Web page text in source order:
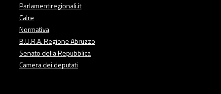
Parlamentiregionali.it
Calre
Normativa
B.U.R.A. Regione Abruzzo
Senato della Repubblica
Camera dei deputati